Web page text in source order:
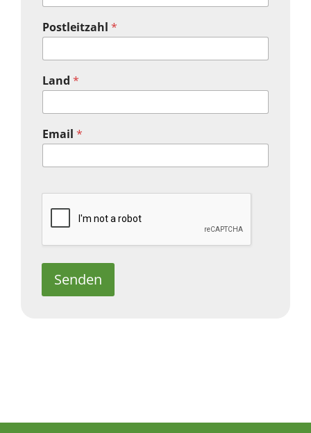
Postleitzahl *
Land *
Email *
Senden